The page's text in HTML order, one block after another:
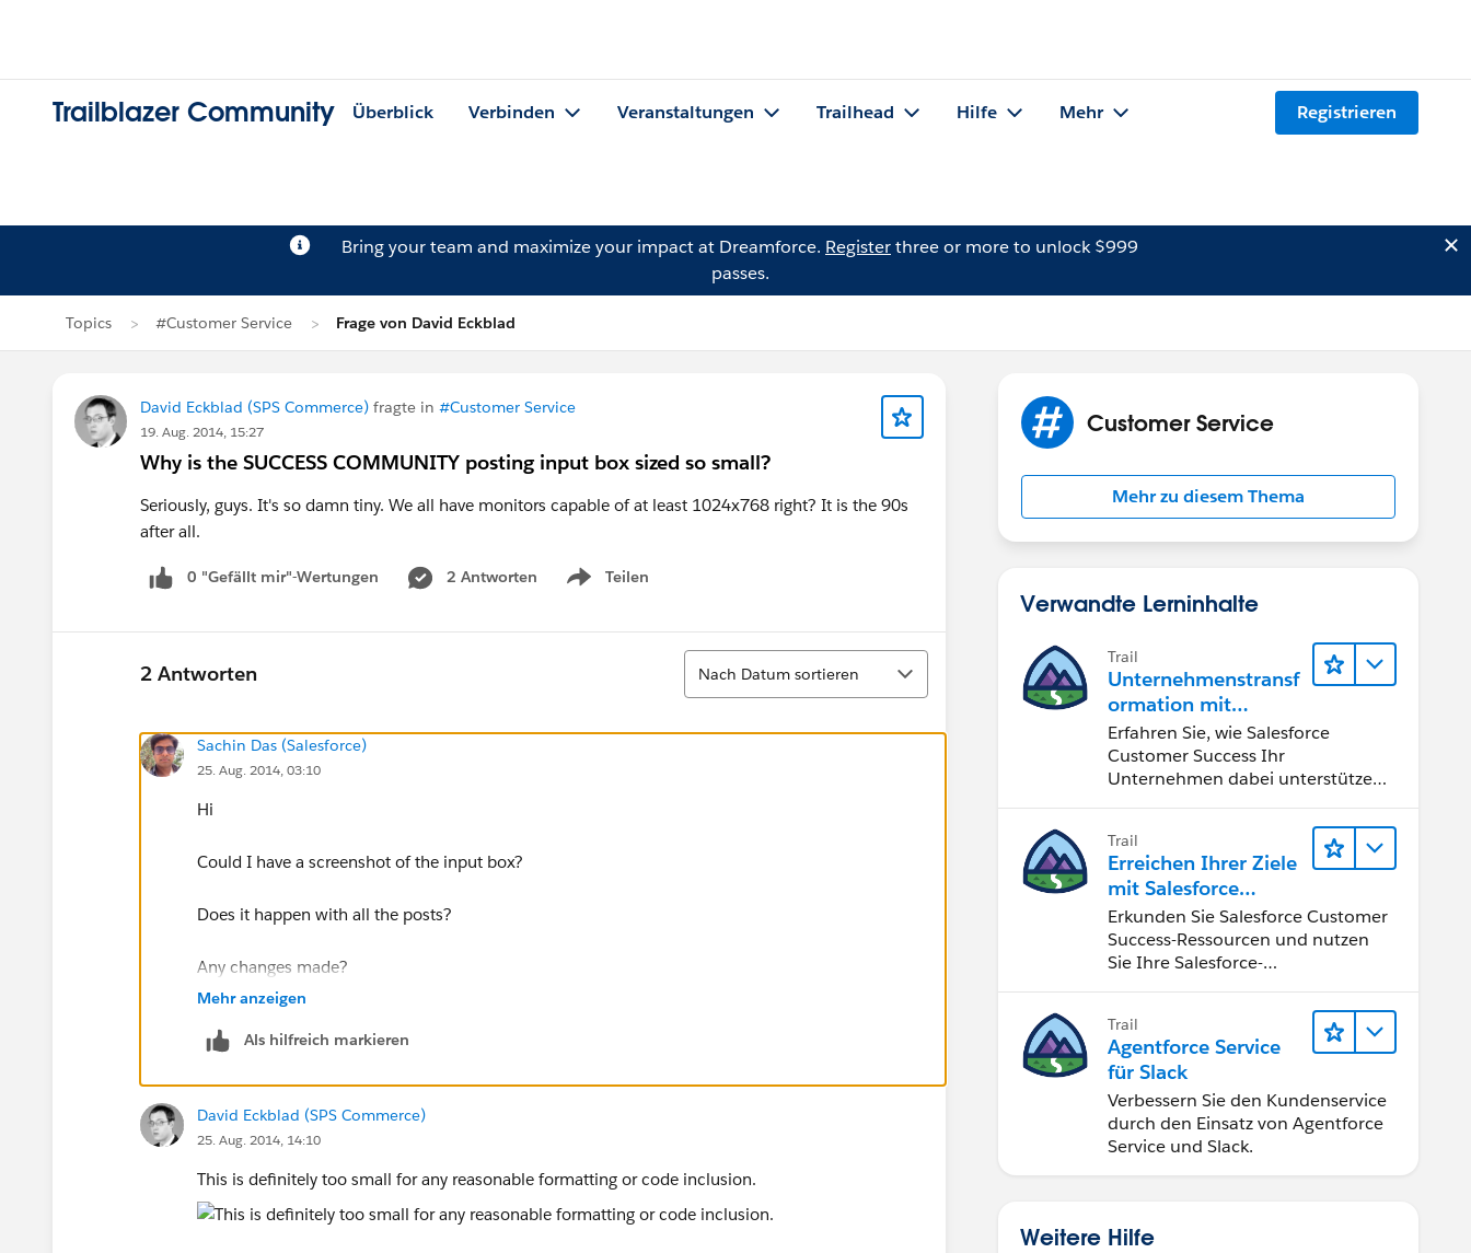
Trailblazer Community Überblick Verbinden Veranstaltungen Trailhead Hilfe Mehr Registrieren
Bring your team and maximize your impact at Dreamforce. Registerthree or more to unlock $999
passes.
Topics #Customer Service Frage von David Eckblad
David Eckblad (SPS Commerce) fragte in #Customer Service
19. Aug. 2014, 15:27
Why is the SUCCESS COMMUNITY posting input box sized so small?
Seriously, guys. It's so damn tiny. We all have monitors capable of at least 1024x768 right? It is the 90s
after all.
0 "Gefällt mir"-Wertungen 2 Antworten Teilen
Show menu
2 Antworten
Sortieren
Nach Datum sortieren
Sachin Das (Salesforce)
25. Aug. 2014, 03:10
Hi
Could I have a screenshot of the input box?
Does it happen with all the posts?
Any changes made?
Mehr anzeigen
Als hilfreich markieren
David Eckblad (SPS Commerce)
25. Aug. 2014, 14:10
This is definitely too small for any reasonable formatting or code inclusion.
Customer Service
Mehr zu diesem Thema
Verwandte Lerninhalte
Trail
Unternehmenstransf
ormation mit
Salesforce Customer
Success
Erfahren Sie, wie Salesforce
Customer Success Ihr
Unternehmen dabei unterstützen
industriellen Revolution zu nutzen.
Trail
Erreichen Ihrer Ziele
mit Salesforce
Customer Success
Erkunden Sie Salesforce Customer
Success-Ressourcen und nutzen
Sie Ihre Salesforce-
Trail
Agentforce Service
für Slack
Verbessern Sie den Kundenservice
durch den Einsatz von Agentforce
Service und Slack.
Weitere Hilfe